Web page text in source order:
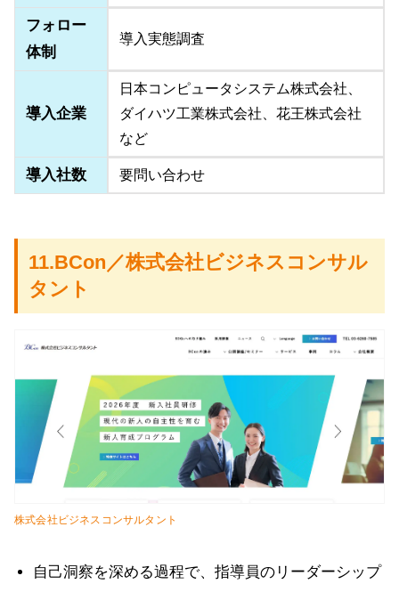
フォロー
体制
導入実態調査
導入企業
日本コンピュータシステム株式会社、
ダイハツ工業株式会社、花王株式会社
など
導入社数 要問い合わせ
11.BCon／株式会社ビジネスコンサル
タント
株式会社ビジネスコンサルタント
自己洞察を深める過程で、指導員のリーダーシップ